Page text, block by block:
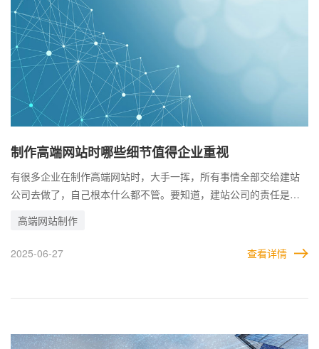
制作高端网站时哪些细节值得企业重视
有很多企业在制作高端网站时，大手一挥，所有事情全部交给建站
公司去做了，自己根本什么都不管。要知道，建站公司的责任是按
和结果的细节问题，建站公司在本质上是没有义务告知企业的，因
为企业并没有提出相关疑问。这就导致了，这些细节问题极有可能
网站过程中出现的各种问题。因为网站一旦上线，这些问题也会随
高端网站制作
2025-06-27 查看详情